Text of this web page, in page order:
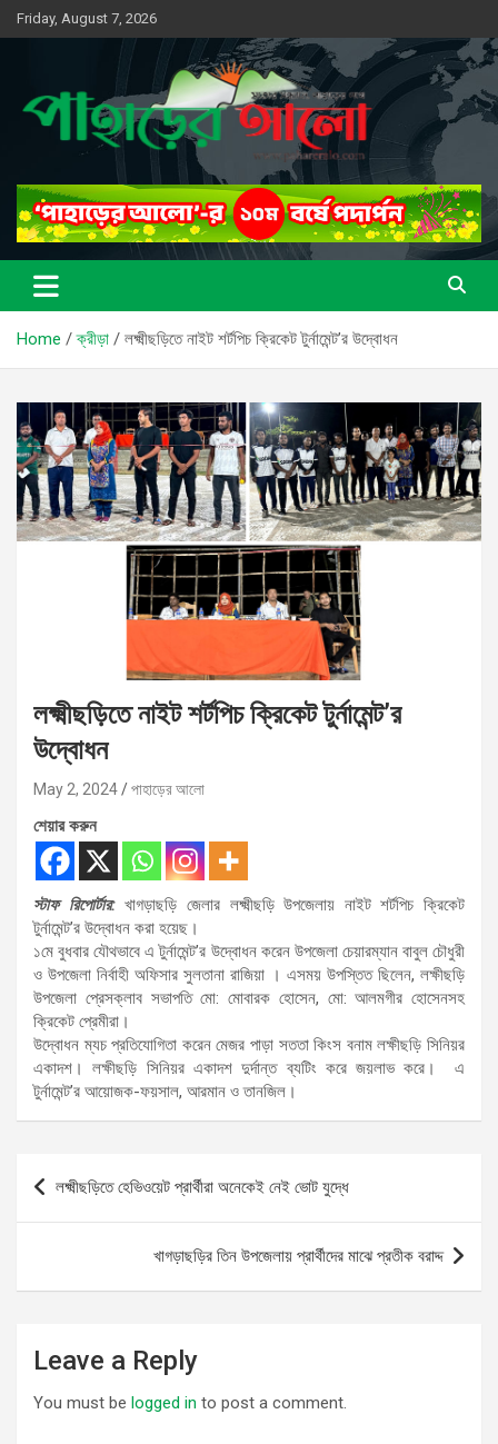
Skip
to
Friday, August 7, 2026
পাহাড়ের আলো
সত্যের সন্ধানে, পাহাড়ের পথে
Home ক্রীড়া লক্ষ্মীছড়িতে নাইট শর্টপিচ ক্রিকেট টুর্নামেন্ট’র উদ্বোধন
লক্ষ্মীছড়িতে নাইট শর্টপিচ ক্রিকেট টুর্নামেন্ট’র
উদ্বোধন
May 2, 2024 পাহাড়ের আলো
শেয়ার করুন
স্টাফ রিপোর্টার: খাগড়াছড়ি জেলার লক্ষ্মীছড়ি উপজেলায় নাইট শর্টপিচ ক্রিকেট
টুর্নামেন্ট’র উদ্বোধন করা হয়েছ।
১মে বুধবার যৌথভাবে এ টুর্নামেন্ট’র উদ্বোধন করেন উপজেলা চেয়ারম্যান বাবুল চৌধুরী
ও উপজেলা নির্বাহী অফিসার সুলতানা রাজিয়া । এসময় উপস্তিত ছিলেন, লক্ষীছড়ি
উপজেলা প্রেসক্লাব সভাপতি মো: মোবারক হোসেন, মো: আলমগীর হোসেনসহ
ক্রিকেট প্রেমীরা।
উদ্বোধন ম্যচ প্রতিযোগিতা করেন মেজর পাড়া সততা কিংস বনাম লক্ষীছড়ি সিনিয়র
একাদশ। লক্ষীছড়ি সিনিয়র একাদশ দুর্দান্ত ব্যটিং করে জয়লাভ করে। এ
টুর্নামেন্ট’র আয়োজক-ফয়সাল, আরমান ও তানজিল।
Post
navigation
লক্ষ্মীছড়িতে হেভিওয়েট প্রার্থীরা অনেকেই নেই ভোট যুদ্ধে
খাগড়াছড়ির তিন উপজেলায় প্রার্থীদের মাঝে প্রতীক বরাদ্দ
Leave a Reply
You must be logged in to post a comment.